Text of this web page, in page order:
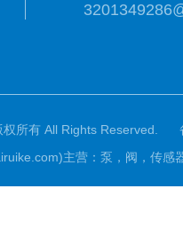
所有 All Rights Reserved.
主营：泵，阀，传